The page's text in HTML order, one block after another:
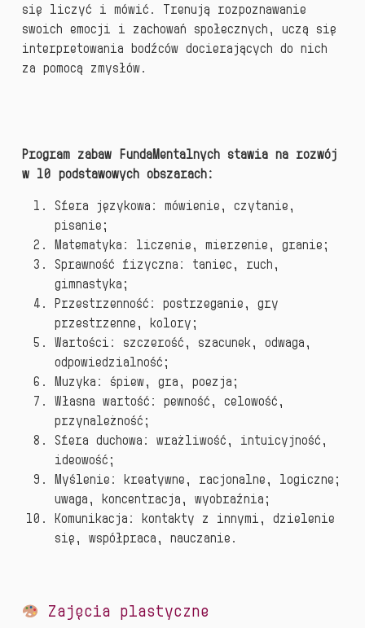
się liczyć i mówić. Trenują rozpoznawanie
swoich emocji i zachowań społecznych, uczą się
interpretowania bodźców docierających do nich
za pomocą zmysłów.
Program zabaw FundaMentalnych stawia na rozwój
w 10 podstawowych obszarach:
Sfera językowa: mówienie, czytanie,
pisanie;
Matematyka: liczenie, mierzenie, granie;
Sprawność fizyczna: taniec, ruch,
gimnastyka;
Przestrzenność: postrzeganie, gry
przestrzenne, kolory;
Wartości: szczerość, szacunek, odwaga,
odpowiedzialność;
Muzyka: śpiew, gra, poezja;
Własna wartość: pewność, celowość,
przynależność;
Sfera duchowa: wrażliwość, intuicyjność,
ideowość;
Myślenie: kreatywne, racjonalne, logiczne;
uwaga, koncentracja, wyobraźnia;
Komunikacja: kontakty z innymi, dzielenie
się, współpraca, nauczanie.
Zajęcia plastyczne